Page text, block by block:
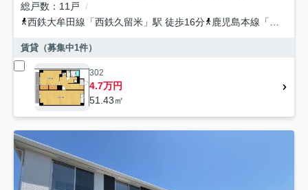
総戸数
11戸
西鉄大牟田線 「西鉄久留米 」駅 徒歩16分 鹿児島本線 「 久留米
賃貸（募集中1件）
302
4.7万円
51.43㎡